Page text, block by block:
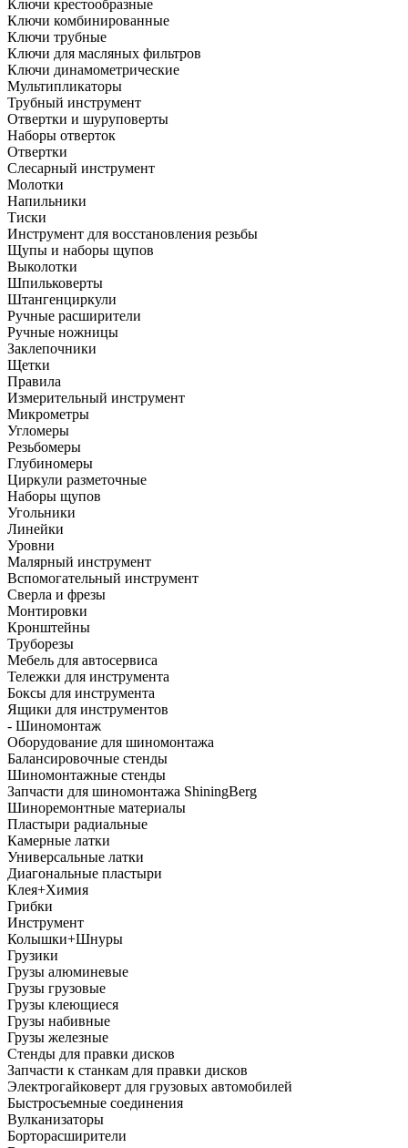
Ключи крестообразные
Ключи комбинированные
Ключи трубные
Ключи для масляных фильтров
Ключи динамометрические
Мультипликаторы
Трубный инструмент
Отвертки и шуруповерты
Наборы отверток
Отвертки
Слесарный инструмент
Молотки
Напильники
Тиски
Инструмент для восстановления резьбы
Щупы и наборы щупов
Выколотки
Шпильковерты
Штангенциркули
Ручные расширители
Ручные ножницы
Заклепочники
Щетки
Правила
Измерительный инструмент
Микрометры
Угломеры
Резьбомеры
Глубиномеры
Циркули разметочные
Наборы щупов
Угольники
Линейки
Уровни
Малярный инструмент
Вспомогательный инструмент
Сверла и фрезы
Монтировки
Кронштейны
Труборезы
Мебель для автосервиса
Тележки для инструмента
Боксы для инструмента
Ящики для инструментов
- Шиномонтаж
Оборудование для шиномонтажа
Балансировочные стенды
Шиномонтажные стенды
Запчасти для шиномонтажа ShiningBerg
Шиноремонтные материалы
Пластыри радиальные
Камерные латки
Универсальные латки
Диагональные пластыри
Клея+Химия
Грибки
Инструмент
Колышки+Шнуры
Грузики
Грузы алюминевые
Грузы грузовые
Грузы клеющиеся
Грузы набивные
Грузы железные
Стенды для правки дисков
Запчасти к станкам для правки дисков
Электрогайковерт для грузовых автомобилей
Быстросъемные соединения
Вулканизаторы
Борторасширители